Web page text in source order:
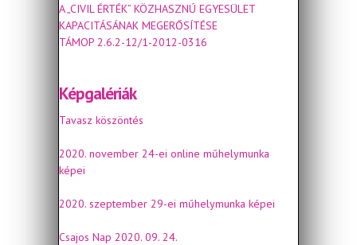
A „CIVIL ÉRTÉK” KÖZHASZNÚ EGYESÜLET
KAPACITÁSÁNAK MEGERŐSÍTÉSE
TÁMOP 2.6.2-12/1-2012-0316
Képgalériák
Tavasz köszöntés
2020. november 24-ei online műhelymunka
képei
2020. szeptember 29-ei műhelymunka képei
Csajos Nap 2020. 09. 24.